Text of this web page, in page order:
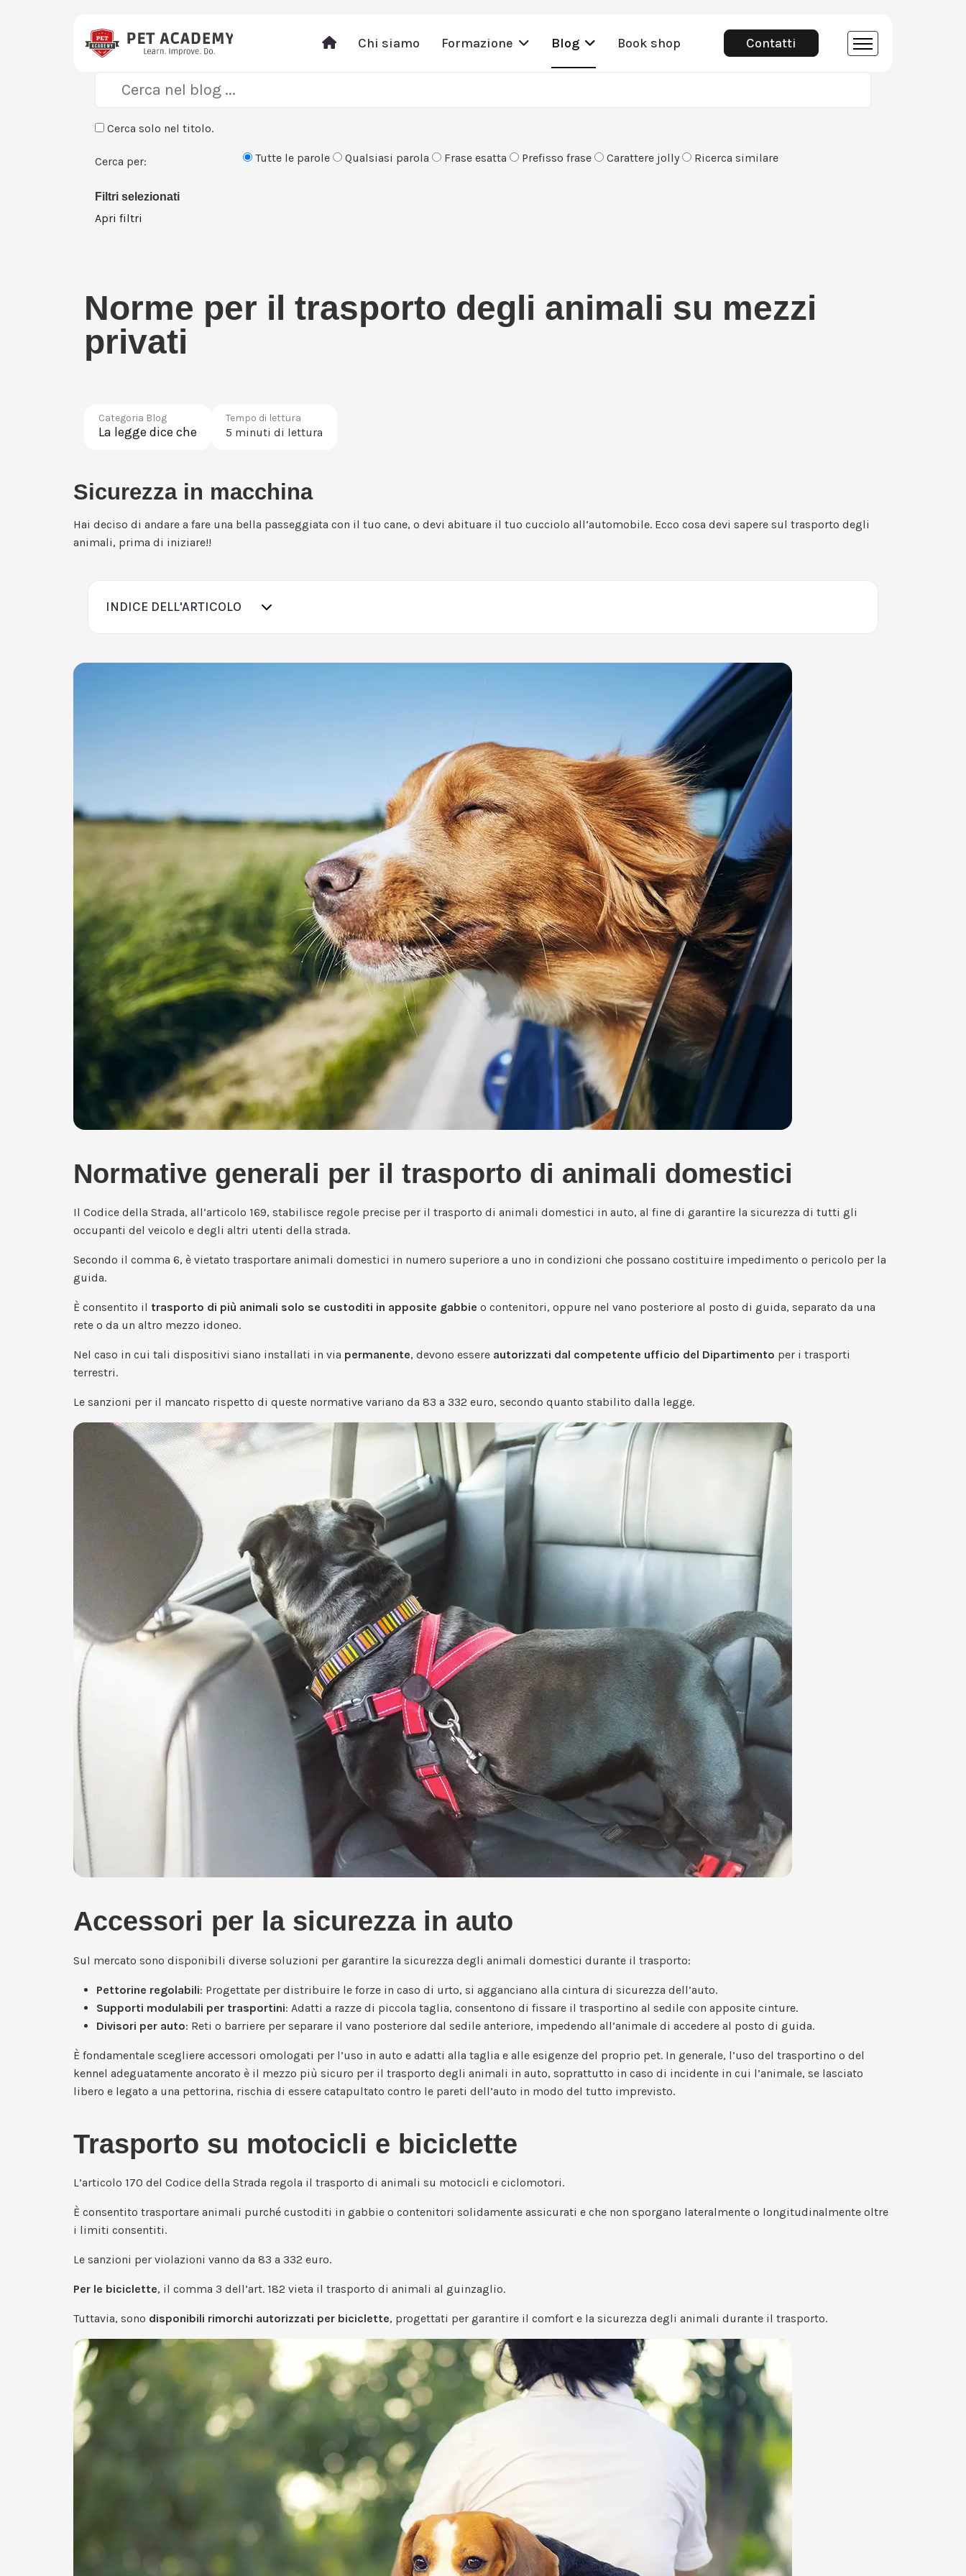
Chi siamo Formazione Blog Book shop Contatti
Cerca solo nel titolo.
Cerca per: Tutte le parole Qualsiasi parola Frase esatta Prefisso frase Carattere jolly Ricerca similare
Filtri selezionati
Apri filtri
Norme per il trasporto degli animali su mezzi
privati
Categoria Blog
La legge dice che
Tempo di lettura
5 minuti di lettura
Sicurezza in macchina
Hai deciso di andare a fare una bella passeggiata con il tuo cane, o devi abituare il tuo cucciolo all’automobile. Ecco cosa devi sapere sul trasporto degli
animali, prima di iniziare!!
INDICE DELL'ARTICOLO
Normative generali per il trasporto di animali domestici
Il Codice della Strada, all’articolo 169, stabilisce regole precise per il trasporto di animali domestici in auto, al fine di garantire la sicurezza di tutti gli
occupanti del veicolo e degli altri utenti della strada.
Secondo il comma 6, è vietato trasportare animali domestici in numero superiore a uno in condizioni che possano costituire impedimento o pericolo per la
guida.
È consentito il trasporto di più animali solo se custoditi in apposite gabbie o contenitori, oppure nel vano posteriore al posto di guida, separato da una
rete o da un altro mezzo idoneo.
Nel caso in cui tali dispositivi siano installati in via permanente, devono essere autorizzati dal competente ufficio del Dipartimento per i trasporti
terrestri.
Le sanzioni per il mancato rispetto di queste normative variano da 83 a 332 euro, secondo quanto stabilito dalla legge.
Accessori per la sicurezza in auto
Sul mercato sono disponibili diverse soluzioni per garantire la sicurezza degli animali domestici durante il trasporto:
Pettorine regolabili: Progettate per distribuire le forze in caso di urto, si agganciano alla cintura di sicurezza dell’auto.
Supporti modulabili per trasportini: Adatti a razze di piccola taglia, consentono di fissare il trasportino al sedile con apposite cinture.
Divisori per auto: Reti o barriere per separare il vano posteriore dal sedile anteriore, impedendo all’animale di accedere al posto di guida.
È fondamentale scegliere accessori omologati per l’uso in auto e adatti alla taglia e alle esigenze del proprio pet. In generale, l’uso del trasportino o del
kennel adeguatamente ancorato è il mezzo più sicuro per il trasporto degli animali in auto, soprattutto in caso di incidente in cui l’animale, se lasciato
libero e legato a una pettorina, rischia di essere catapultato contro le pareti dell’auto in modo del tutto imprevisto.
Trasporto su motocicli e biciclette
L’articolo 170 del Codice della Strada regola il trasporto di animali su motocicli e ciclomotori.
È consentito trasportare animali purché custoditi in gabbie o contenitori solidamente assicurati e che non sporgano lateralmente o longitudinalmente oltre
i limiti consentiti.
Le sanzioni per violazioni vanno da 83 a 332 euro.
Per le biciclette, il comma 3 dell’art. 182 vieta il trasporto di animali al guinzaglio.
Tuttavia, sono disponibili rimorchi autorizzati per biciclette, progettati per garantire il comfort e la sicurezza degli animali durante il trasporto.